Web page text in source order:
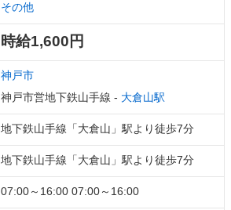
その他
時給1,600円
神戸市
神戸市営地下鉄山手線 - 大倉山駅
地下鉄山手線「大倉山」駅より徒歩7分
地下鉄山手線「大倉山」駅より徒歩7分
07:00～16:00 07:00～16:00